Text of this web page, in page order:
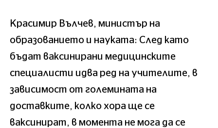
Красимир Вълчев, министър на
образованието и науката: След като
бъдат ваксинирани медицинските
специалисти идва ред на учителите, в
зависимост от големината на
доставките, колко хора ще се
ваксинират, в момента не мога да се